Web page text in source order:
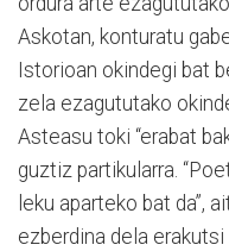
Askotan, konturatu
Istorioan okindegi bat
zela ezagututako
Asteasu toki “erabat
guztiz partikularra.
leku aparteko bat da”,
ezberdina dela